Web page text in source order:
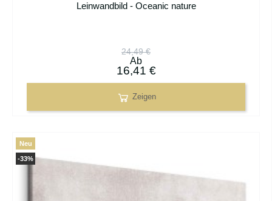
Leinwandbild - Oceanic nature
24,49 €
Ab
16,41 €
Zeigen
-33%
Neu